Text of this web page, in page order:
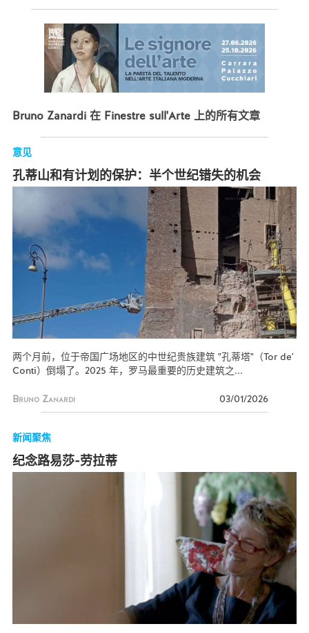
Bruno Zanardi 在 Finestre sull'Arte 上的所有文章
意见
孔蒂山和有计划的保护：半个世纪错失的机会
两个月前，位于帝国广场地区的中世纪贵族建筑 "孔蒂塔"（Tor de'
Conti）倒塌了。2025 年，罗马最重要的历史建筑之...
Bruno Zanardi 03/01/2026
新闻聚焦
纪念路易莎-劳拉蒂